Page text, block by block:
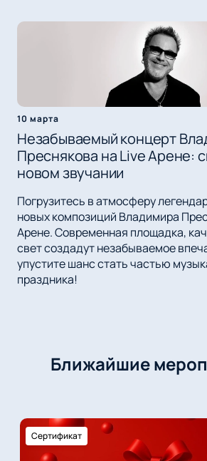
10 марта
Незабываемый концерт
Преснякова на Live Арене:
новом звучании
Погрузитесь в атмосферу
новых композиций Владимира
Арене. Современная площадка,
свет создадут незабываемое
упустите шанс стать частью
праздника!
Ближайшие
Сертификат